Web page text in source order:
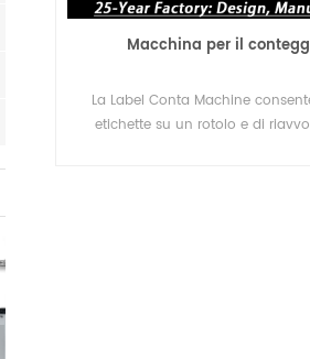
Macchina per il
La Label Conta Machine
etichette su un rotolo e di